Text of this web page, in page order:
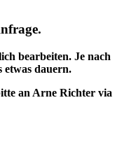
bearbeiten. Je nach
dauern.
an Arne Richter via